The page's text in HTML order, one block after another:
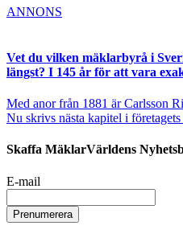
ANNONS
Vet du vilken mäklarbyrå i
längst? I 145 år för att vara
Med anor från 1881 är Carlsson
Nu skrivs nästa kapitel i
Skaffa MäklarVärldens
E-mail
Prenumerera